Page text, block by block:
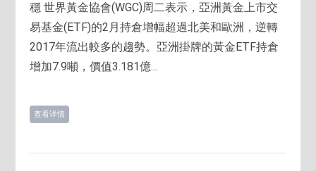
穩 世界黃金協會(WGC)周二表示，亞洲黃金上市交
易基金(ETF)的2月持倉增幅超過北美和歐洲，逆轉
2017年流出較多的趨勢。亞洲掛牌的黃金ETF持倉
增加7.9噸，價值3.181億...
查看详情